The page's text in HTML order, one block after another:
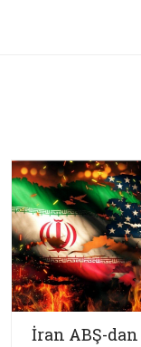
İran ABŞ-